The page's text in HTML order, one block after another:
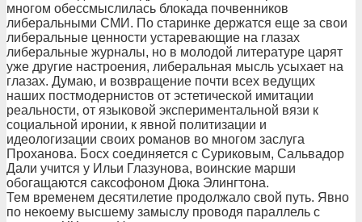
многом обессмыслилась блокада почвенников
либеральными СМИ. По старинке держатся еще за свои
либеральные ценности устаревающие на глазах
либеральные журналы, но в молодой литературе царят
уже другие настроения, либеральная мысль усыхает на
глазах. Думаю, и возвращение почти всех ведущих
наших постмодернистов от эстетической имитации
реальности, от языковой экспериментальной вязи к
социальной иронии, к явной политизации и
идеологизации своих романов во многом заслуга
Проханова. Босх соединяется с Суриковым, Сальвадор
Дали учится у Ильи Глазунова, воинские марши
обогащаются саксофоном Дюка Элингтона.
Тем временем десятилетие продолжало свой путь. Явно
по некоему высшему замыслу проводя параллель с